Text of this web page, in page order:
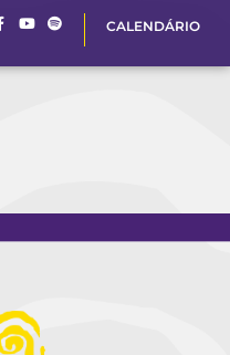
CALENDÁRIO